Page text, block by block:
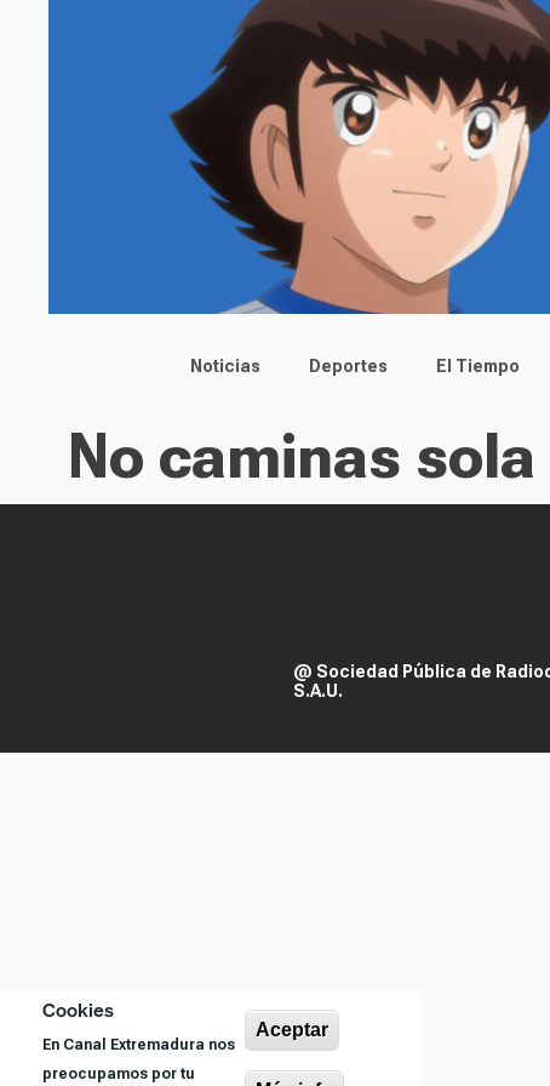
Cookies
En Canal Extremadura nos
preocupamos por tu
Aceptar
Main menu
Noticias Deportes El Tiempo
No caminas sola
@ Sociedad Pública de
S.A.U.